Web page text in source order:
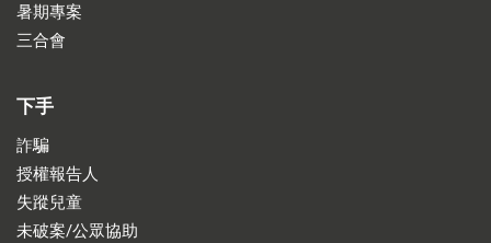
暑期專案
三合會
下手
詐騙
授權報告人
失蹤兒童
未破案/公眾協助